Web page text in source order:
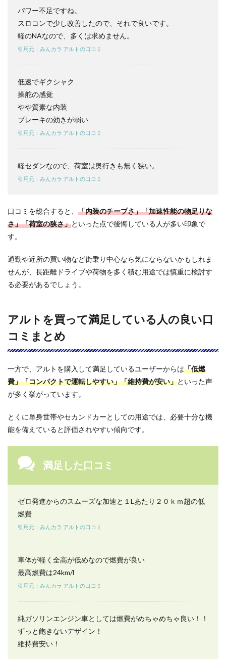
すめ
しな
い人
6
トの
ある
質問
6.1
アル
トは
な人
いて
いま
す
6.2
アル
トの
っぽ
いと
言わ
れる
か？
6.3
道路
での
走行
に向
いま
す
アル
トの
のく
らい
使え
ます
アル
トに
装備
れて
す
か？
パワー不足ですね。
スロコンで少し改善したので、それで良いです。
軽のNAなので、多くは求めません。
引用元：みんカラ アルトの口コミ
低速でギクシャク
操舵の感覚
やや質素な内装
ブレーキの効きが弱い
引用元：みんカラ アルトの口コミ
軽セダンなので、荷室は奥行きも無く狭い。
引用元：みんカラ アルトの口コミ
口コミを総合すると、 「内装のチープさ」「加速性能の物足りな
さ」「荷室の狭さ」といった点で後悔している人が多い印象で
す。
通勤や近所の買い物など街乗り中心なら気にならないかもしれま
せんが、長距離ドライブや荷物を多く積む用途では慎重に検討す
る必要があるでしょう。
アルトを買って満足している人の良い口
コミまとめ
一方で、アルトを購入して満足しているユーザーからは「低燃
費」「コンパクトで運転しやすい」「維持費が安い」といった声
が多く挙がっています。
とくに単身世帯やセカンドカーとしての用途では、必要十分な機
能を備えていると評価されやすい傾向です。
満足した口コミ
ゼロ発進からのスムーズな加速と１Lあたり２０ｋｍ超の低
燃費
引用元：みんカラ アルトの口コミ
車体が軽く全高が低めなので燃費が良い
最高燃費は24km/l
引用元：みんカラ アルトの口コミ
純ガソリンエンジン車としては燃費がめちゃめちゃ良い！！
ずっと飽きないデザイン！
維持費安い！